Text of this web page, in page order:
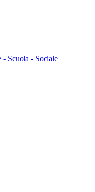
Scuola - Sociale